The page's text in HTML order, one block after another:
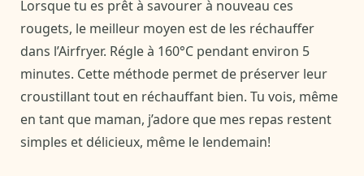
Lorsque tu es prêt à savourer à nouveau ces
rougets, le meilleur moyen est de les réchauffer
dans l’Airfryer. Régle à 160°C pendant environ 5
minutes. Cette méthode permet de préserver leur
croustillant tout en réchauffant bien. Tu vois, même
en tant que maman, j’adore que mes repas restent
simples et délicieux, même le lendemain!